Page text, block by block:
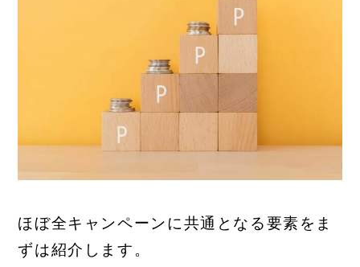
ほぼ全キャンペーンに共通となる要素をま
ずは紹介します。